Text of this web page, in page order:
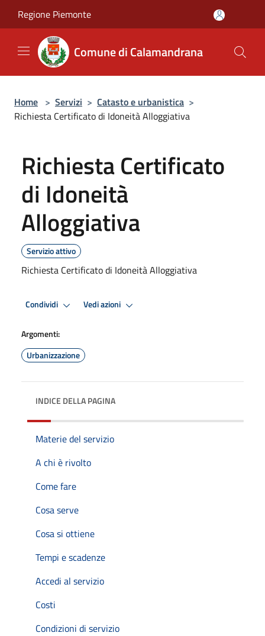
Regione Piemonte
Comune di Calamandrana
Home > Servizi > Catasto e urbanistica >
Richiesta Certificato di Idoneità Alloggiativa
Richiesta Certificato
di Idoneità
Alloggiativa
Servizio attivo
Richiesta Certificato di Idoneità Alloggiativa
Condividi Vedi azioni
Argomenti:
Urbanizzazione
INDICE DELLA PAGINA
Materie del servizio
A chi è rivolto
Come fare
Cosa serve
Cosa si ottiene
Tempi e scadenze
Accedi al servizio
Costi
Condizioni di servizio